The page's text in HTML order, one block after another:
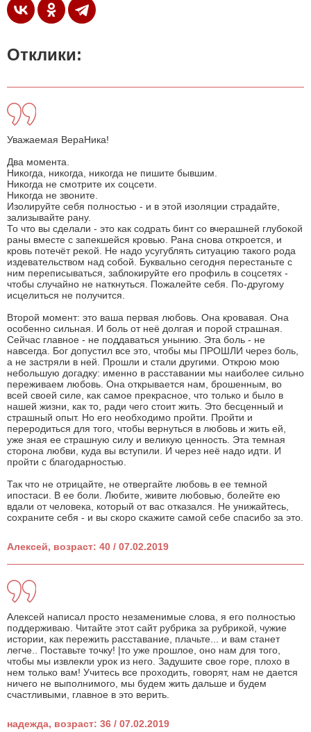
Отклики:
Уважаемая ВераНика!
Два момента.
Никогда, никогда, никогда не пишите бывшим.
Никогда не смотрите их соцсети.
Никогда не звоните.
Изолируйте себя полностью - и в этой изоляции страдайте,
зализывайте рану.
То что вы сделали - это как содрать бинт со вчерашней глубокой
раны вместе с запекшейся кровью. Рана снова откроется, и
кровь потечёт рекой. Не надо усугублять ситуацию такого рода
издевательством над собой. Буквально сегодня перестаньте с
ним переписываться, заблокируйте его профиль в соцсетях -
чтобы случайно не наткнуться. Пожалейте себя. По-другому
исцелиться не получится.
Второй момент: это ваша первая любовь. Она кровавая. Она
особенно сильная. И боль от неё долгая и порой страшная.
Сейчас главное - не поддаваться унынию. Эта боль - не
навсегда. Бог допустил все это, чтобы мы ПРОШЛИ через боль,
а не застряли в ней. Прошли и стали другими. Открою мою
небольшую догадку: именно в расставании мы наиболее сильно
переживаем любовь. Она открывается нам, брошенным, во
всей своей силе, как самое прекрасное, что только и было в
нашей жизни, как то, ради чего стоит жить. Это бесценный и
страшный опыт. Но его необходимо пройти. Пройти и
переродиться для того, чтобы вернуться в любовь и жить ей,
уже зная ее страшную силу и великую ценность. Эта темная
сторона любви, куда вы вступили. И через неё надо идти. И
пройти с благодарностью.
Так что не отрицайте, не отвергайте любовь в ее темной
ипостаси. В ее боли. Любите, живите любовью, болейте ею
вдали от человека, который от вас отказался. Не унижайтесь,
сохраните себя - и вы скоро скажите самой себе спасибо за это.
Алексей, возраст: 40 / 07.02.2019
Алексей написал просто незаменимые слова, я его полностью
поддерживаю. Читайте этот сайт рубрика за рубрикой, чужие
истории, как пережить расставание, плачьте... и вам станет
легче.. Поставьте точку! |то уже прошлое, оно нам для того,
чтобы мы извлекли урок из него. Задушите свое горе, плохо в
нем только вам! Учитесь все проходить, говорят, нам не дается
ничего не выполнимого, мы будем жить дальше и будем
счастливыми, главное в это верить.
надежда, возраст: 36 / 07.02.2019